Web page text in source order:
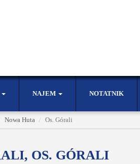
NAJEM NOTATNIK
Nowa Huta Os. Górali
OS. GÓRALI